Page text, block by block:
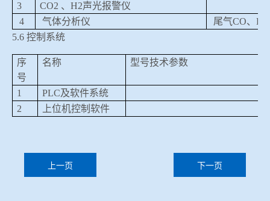
3
CO2 、H2声光报警仪
4
气体分析仪 尾气CO、H2
5.6 控制系统
序
号
名称 型号技术参数
1 PLC及软件系统
2
上位机控制软件
上一页 下一页